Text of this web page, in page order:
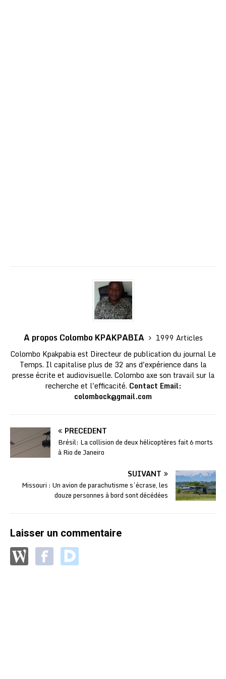
A propos Colombo KPAKPABIA
1999 Articles
Colombo Kpakpabia est Directeur de publication du journal Le
Temps. Il capitalise plus de 32 ans d'expérience dans la
presse écrite et audiovisuelle. Colombo axe son travail sur la
recherche et l'efficacité. Contact Email:
colombock@gmail.com
PRÉCÉDENT
Brésil: La collision de deux hélicoptères fait 6 morts
à Rio de Janeiro
SUIVANT
Missouri : Un avion de parachutisme s’écrase, les
douze personnes à bord sont décédées
Laisser un commentaire